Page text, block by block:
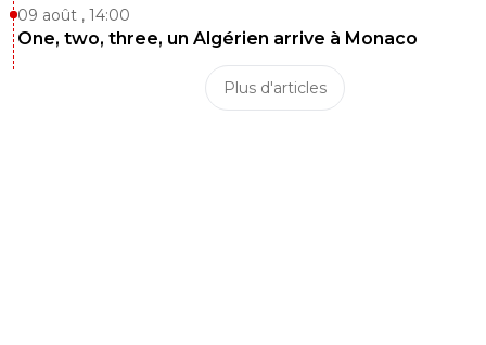
09 août , 14:00
One, two, three, un Algérien arrive à Monaco
Plus d'articles